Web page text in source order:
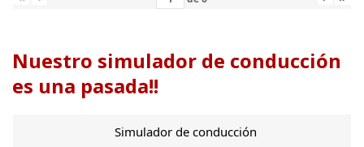
Nuestro simulador de conducción
es una pasada!!
Simulador de conducción